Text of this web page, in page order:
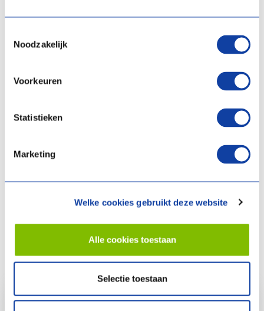
Noodzakelijk
Voorkeuren
Statistieken
Marketing
Welke cookies gebruikt deze website
Alle cookies toestaan
Selectie toestaan
ECO/comfort-stand en pompsnelheid eenvoudig aan.
Vind storingen sneller en plan onderhoud efficiënter.
Warmtepomp optimaal afstellen
Gebruik historische data voor betere prestaties en extra
Eenvoudig rapporteren.
Alle installaties overzichtelijk op één plek